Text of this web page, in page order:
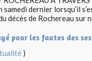
dernier lorsqu’il
décès de Rochereau sur
pour les fautes des
)